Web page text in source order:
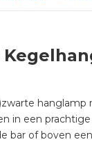
in een
bar of boven